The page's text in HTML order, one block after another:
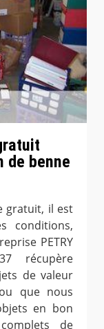
de benne
gratuit, il est
conditions,
PETRY
récupère
de valeur
que nous
en bon
de